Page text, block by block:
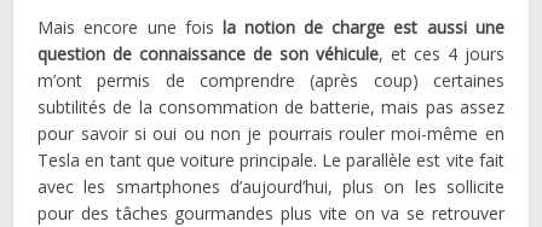
Mais encore une fois la notion de charge est aussi une
question de connaissance de son véhicule, et ces 4 jours
m’ont permis de comprendre (après coup) certaines
subtilités de la consommation de batterie, mais pas assez
pour savoir si oui ou non je pourrais rouler moi-même en
Tesla en tant que voiture principale. Le parallèle est vite fait
avec les smartphones d’aujourd’hui, plus on les sollicite
pour des tâches gourmandes plus vite on va se retrouver